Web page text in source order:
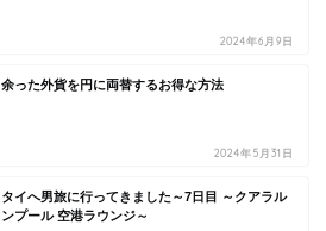
2024年6月9日
余った外貨を円に両替するお得な方法
2024年5月31日
タイへ男旅に行ってきました～7日目 ～クアラル
ンプール 空港ラウンジ～